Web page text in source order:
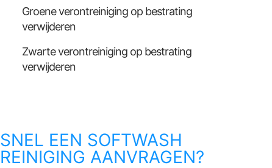
Groene verontreiniging op bestrating
verwijderen
Zwarte verontreiniging op bestrating
verwijderen
SNEL EEN SOFTWASH
REINIGING AANVRAGEN?